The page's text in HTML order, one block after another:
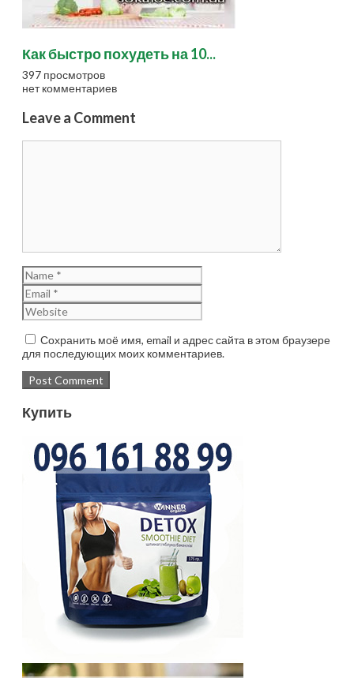
Как быстро похудеть на 10...
397 просмотров
нет комментариев
Leave a Comment
Сохранить моё имя, email и адрес сайта в этом браузере
для последующих моих комментариев.
Купить